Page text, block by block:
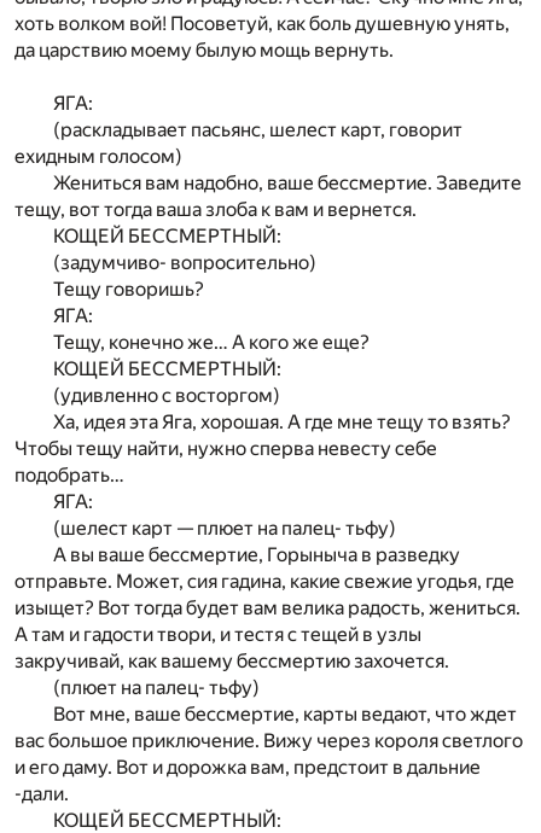
хоть волком вой! Посоветуй, как боль душевную унять,
да царствию моему былую мощь вернуть.
ЯГА:
(раскладывает пасьянс, шелест карт, говорит
ехидным голосом)
Жениться вам надобно, ваше бессмертие. Заведите
тещу, вот тогда ваша злоба к вам и вернется.
КОЩЕЙ БЕССМЕРТНЫЙ:
(задумчиво- вопросительно)
Тещу говоришь?
ЯГА:
Тещу, конечно же… А кого же еще?
КОЩЕЙ БЕССМЕРТНЫЙ:
(удивленно с восторгом)
Ха, идея эта Яга, хорошая. А где мне тещу то взять?
Чтобы тещу найти, нужно сперва невесту себе
подобрать…
ЯГА:
(шелест карт — плюет на палец- тьфу)
А вы ваше бессмертие, Горыныча в разведку
отправьте. Может, сия гадина, какие свежие угодья, где
изыщет? Вот тогда будет вам велика радость, жениться.
А там и гадости твори, и тестя с тещей в узлы
закручивай, как вашему бессмертию захочется.
(плюет на палец- тьфу)
Вот мне, ваше бессмертие, карты ведают, что ждет
вас большое приключение. Вижу через короля светлого
и его даму. Вот и дорожка вам, предстоит в дальние
-дали.
КОЩЕЙ БЕССМЕРТНЫЙ: